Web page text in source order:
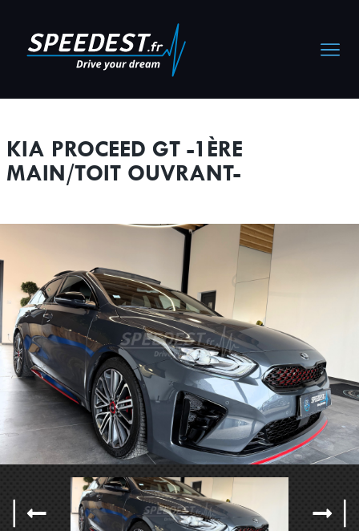
KIA PROCEED GT -1ÈRE
MAIN/TOIT OUVRANT-